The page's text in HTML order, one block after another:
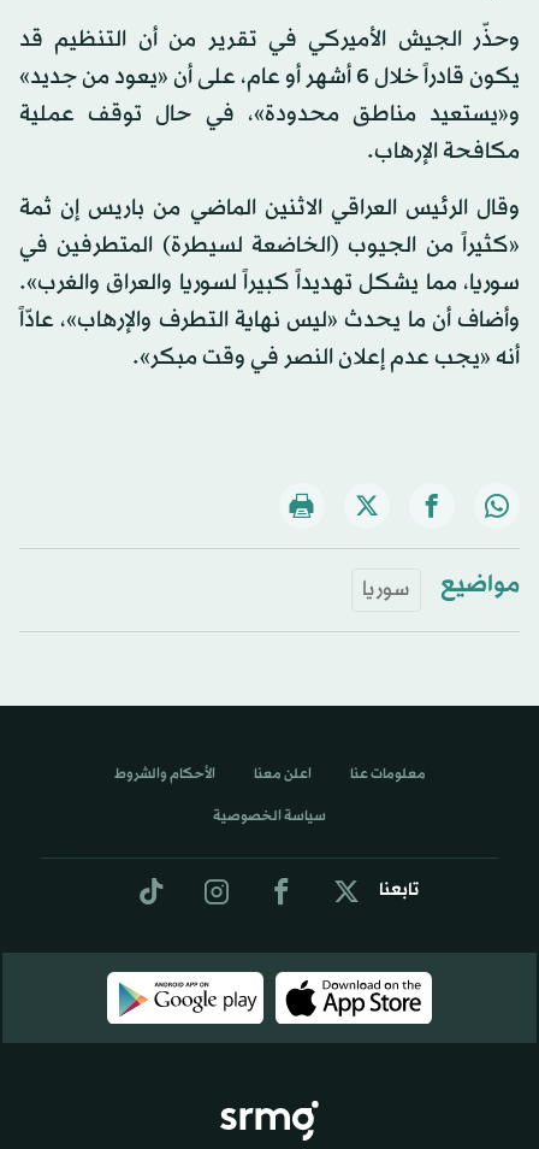
وحذّر الجيش الأميركي في تقرير من أن التنظيم قد
يكون قادراً خلال 6 أشهر أو عام، على أن «يعود من جديد»
و«يستعيد مناطق محدودة»، في حال توقف عملية
مكافحة الإرهاب.
وقال الرئيس العراقي الاثنين الماضي من باريس إن ثمة
«كثيراً من الجيوب (الخاضعة لسيطرة) المتطرفين في
سوريا، مما يشكل تهديداً كبيراً لسوريا والعراق والغرب».
وأضاف أن ما يحدث «ليس نهاية التطرف والإرهاب»، عادّاً
أنه «يجب عدم إعلان النصر في وقت مبكر».
مواضيع سوريا
تابعنا
معلومات عنا اعلن معنا الأحكام والشروط
سياسة الخصوصية